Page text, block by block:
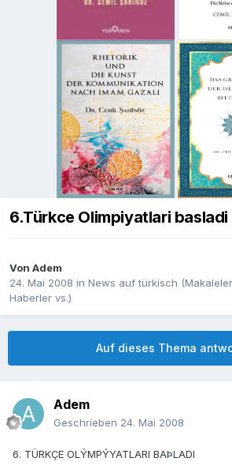
6.Türkce Olimpiyatlari basladi
Von Adem
24. Mai 2008 in News auf türkisch
Haberler vs.)
Auf dieses Thema
Adem
Geschrieben 24. Mai 2008
6. TÜRKÇE OLÝMPÝYATLARI BAÞLADI